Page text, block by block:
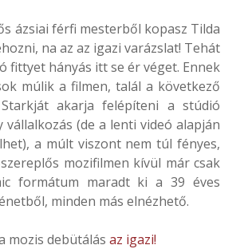
ázsiai férfi mesterből kopasz Tilda
na az az igazi varázslat! Tehát
fittyet hányás itt se ér véget. Ennek
múlik a filmen, talál a következő
akarja felépíteni a stúdió
vállalkozás (de a lenti videó alapján
a múlt viszont nem túl fényes,
mozifilmen kívül már csak
formátum maradt ki a 39 éves
minden más elnézhető.
mozis debütálás az igazi!